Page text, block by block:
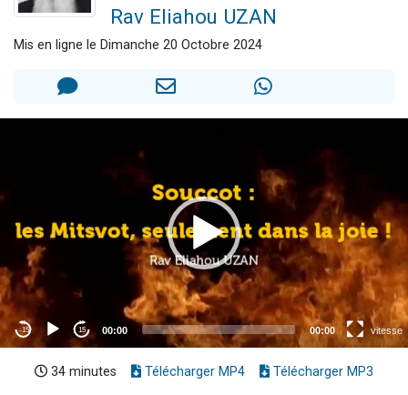
Il reste 49 places pour étudier en groupe sur Zoom
12 nouvelles musiques dans Torah-Box Music
Rav Eliahou UZAN
Mis en ligne le Dimanche 20 Octobre 2024
34 minutes Télécharger MP4 Télécharger MP3